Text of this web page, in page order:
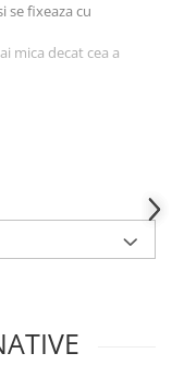
se fixeaza cu
mica decat cea a